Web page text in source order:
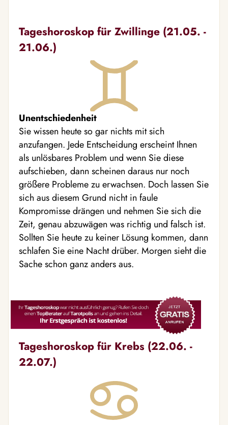
Tageshoroskop für Zwillinge (21.05. -
21.06.)
Unentschiedenheit
Sie wissen heute so gar nichts mit sich
anzufangen. Jede Entscheidung erscheint Ihnen
als unlösbares Problem und wenn Sie diese
aufschieben, dann scheinen daraus nur noch
größere Probleme zu erwachsen. Doch lassen Sie
sich aus diesem Grund nicht in faule
Kompromisse drängen und nehmen Sie sich die
Zeit, genau abzuwägen was richtig und falsch ist.
Sollten Sie heute zu keiner Lösung kommen, dann
schlafen Sie eine Nacht drüber. Morgen sieht die
Sache schon ganz anders aus.
Tageshoroskop für Krebs (22.06. -
22.07.)